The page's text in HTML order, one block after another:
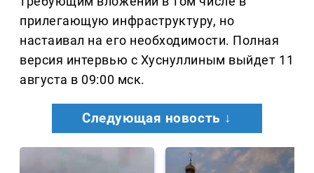
прилегающую инфраструктуру, но
настаивал на его необходимости. Полная
версия интервью с Хуснуллиным выйдет 11
августа в 09:00 мск.
Следующая новость ↓